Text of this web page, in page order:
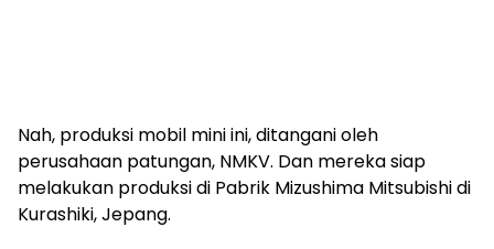
Nah, produksi mobil mini ini, ditangani oleh
perusahaan patungan, NMKV. Dan mereka siap
melakukan produksi di Pabrik Mizushima Mitsubishi di
Kurashiki, Jepang.